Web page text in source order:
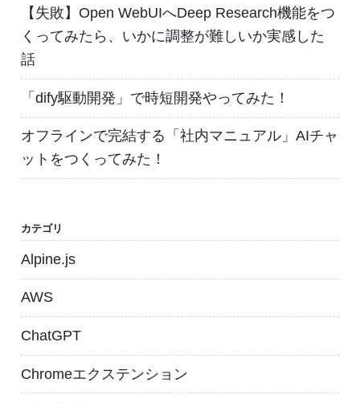
【失敗】Open WebUIへDeep Research機能をつ
くってみたら、いかに調整が難しいか実感した
話
「dify駆動開発」で時短開発やってみた！
オフラインで完結する「社内マニュアル」AIチャ
ットをつくってみた！
カテゴリ
Alpine.js
AWS
ChatGPT
Chromeエクステンション